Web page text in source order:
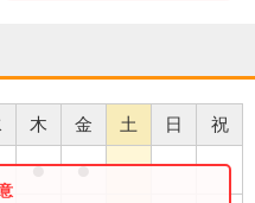
木 金 土 日 祝
● ●